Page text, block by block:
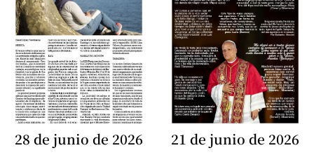
28 de junio de 2026 21 de junio de 2026